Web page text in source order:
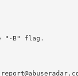
"-B" flag.